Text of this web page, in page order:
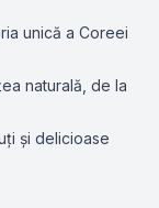
unică a Coreei
naturală, de la
și delicioase